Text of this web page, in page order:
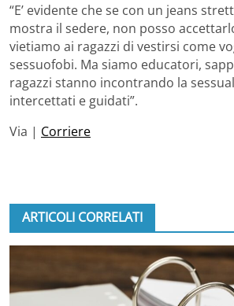
“E’ evidente che se con un jeans
mostra il sedere, non posso
vietiamo ai ragazzi di vestirsi come
sessuofobi. Ma siamo educatori,
ragazzi stanno incontrando la
intercettati e guidati”.
Via | Corriere
ARTICOLI CORRELATI